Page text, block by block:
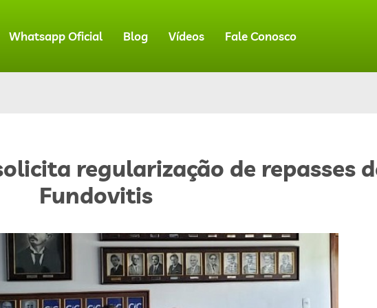
Whatsapp Oficial Blog Vídeos Fale Conosco
regularização de repasses
Fundovitis